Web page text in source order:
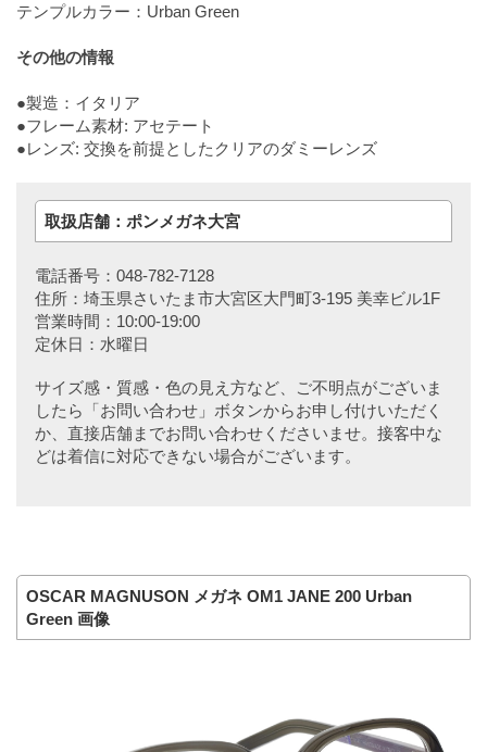
テンプルカラー：Urban Green
その他の情報
●製造：イタリア
●フレーム素材: アセテート
●レンズ: 交換を前提としたクリアのダミーレンズ
取扱店舗：ポンメガネ大宮
電話番号：048-782-7128
住所：埼玉県さいたま市大宮区大門町3-195 美幸ビル1F
営業時間：10:00-19:00
定休日：水曜日
サイズ感・質感・色の見え方など、ご不明点がございま
したら「お問い合わせ」ボタンからお申し付けいただく
か、直接店舗までお問い合わせくださいませ。接客中な
どは着信に対応できない場合がございます。
OSCAR MAGNUSON メガネ OM1 JANE 200 Urban
Green 画像